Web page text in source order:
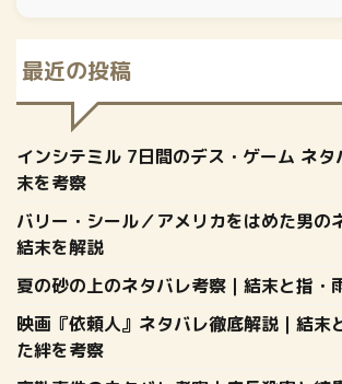
最近の投稿
インシテミル 7日間のデス・ゲーム ネタ
末を考察
バリー・シール／アメリカをはめた男の
結末を解説
夏の砂の上のネタバレ考察｜結末と指・
映画『依頼人』ネタバレ徹底解説｜結末
た絆を考察